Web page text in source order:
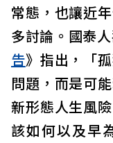
常態，也讓近
多討論。國泰
告》指出，「
問題，而是可
新形態人生風
該如何以及早